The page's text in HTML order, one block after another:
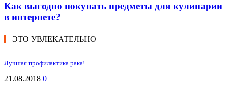
Как выгодно покупать предметы для кулинарии
в интернете?
ЭТО УВЛЕКАТЕЛЬНО
Лучшая профилактика рака!
21.08.2018 0